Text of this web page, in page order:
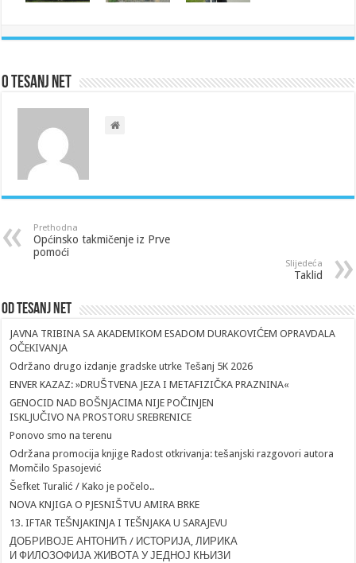
O Tesanj Net
Prethodna
Općinsko takmičenje iz Prve
pomoći
Slijedeća
Taklid
Od Tesanj Net
JAVNA TRIBINA SA AKADEMIKOM ESADOM DURAKOVIĆEM OPRAVDALA
OČEKIVANJA
Održano drugo izdanje gradske utrke Tešanj 5K 2026
ENVER KAZAZ: »DRUŠTVENA JEZA I METAFIZIČKA PRAZNINA«
GENOCID NAD BOŠNJACIMA NIJE POČINJEN
ISKLJUČIVO NA PROSTORU SREBRENICE
Ponovo smo na terenu
Održana promocija knjige Radost otkrivanja: tešanjski razgovori autora
Momčilo Spasojević
Šefket Turalić / Kako je počelo..
NOVA KNJIGA O PJESNIŠTVU AMIRA BRKE
13. IFTAR TEŠNJAKINJA I TEŠNJAKA U SARAJEVU
ДОБРИВОЈЕ АНТОНИЋ / ИСТОРИЈА, ЛИРИКА
И ФИЛОЗОФИЈА ЖИВОТА У ЈЕДНОЈ КЊИЗИ